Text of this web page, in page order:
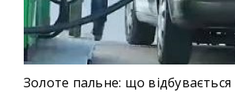
Золоте пальне: що відбувається